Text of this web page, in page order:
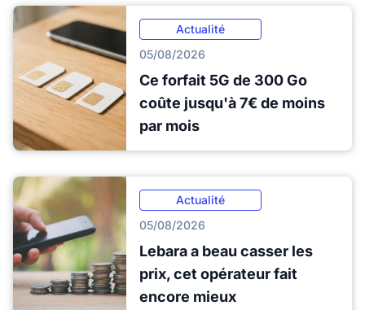
Actualité
05/08/2026
Ce forfait 5G de 300 Go
coûte jusqu'à 7€ de moins
par mois
Actualité
05/08/2026
Lebara a beau casser les
prix, cet opérateur fait
encore mieux